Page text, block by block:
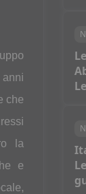
che
la
e